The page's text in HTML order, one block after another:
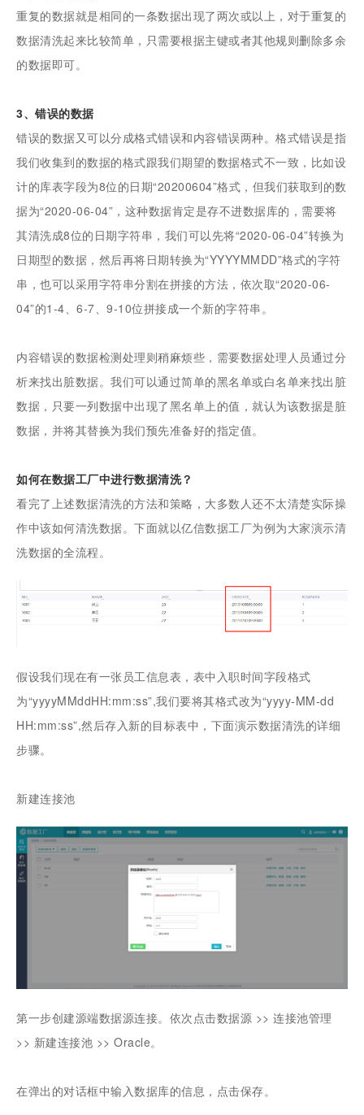
重复的数据就是相同的一条数据出现了两次或以上，对于重复的
数据清洗起来比较简单，只需要根据主键或者其他规则删除多余
的数据即可。
3、错误的数据
错误的数据又可以分成格式错误和内容错误两种。格式错误是指
我们收集到的数据的格式跟我们期望的数据格式不一致，比如设
计的库表字段为8位的日期“20200604”格式，但我们获取到的数
据为“2020-06-04”，这种数据肯定是存不进数据库的，需要将
其清洗成8位的日期字符串，我们可以先将“2020-06-04”转换为
日期型的数据，然后再将日期转换为“YYYYMMDD”格式的字符
串，也可以采用字符串分割在拼接的方法，依次取“2020-06-
04”的1-4、6-7、9-10位拼接成一个新的字符串。
内容错误的数据检测处理则稍麻烦些，需要数据处理人员通过分
析来找出脏数据。我们可以通过简单的黑名单或白名单来找出脏
数据，只要一列数据中出现了黑名单上的值，就认为该数据是脏
数据，并将其替换为我们预先准备好的指定值。
如何在数据工厂中进行数据清洗？
看完了上述数据清洗的方法和策略，大多数人还不太清楚实际操
作中该如何清洗数据。下面就以亿信数据工厂为例为大家演示清
洗数据的全流程。
假设我们现在有一张员工信息表，表中入职时间字段格式
为“yyyyMMddHH:mm:ss”,我们要将其格式改为“yyyy-MM-dd
HH:mm:ss”,然后存入新的目标表中，下面演示数据清洗的详细
步骤。
新建连接池
第一步创建源端数据源连接。依次点击数据源 >> 连接池管理
>> 新建连接池 >> Oracle。
在弹出的对话框中输入数据库的信息，点击保存。